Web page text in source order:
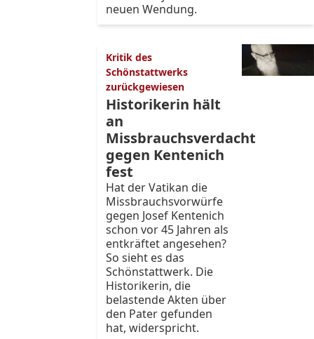
neuen Wendung.
Kritik des
Schönstattwerks
zurückgewiesen
Historikerin hält
an
Missbrauchsverdacht
gegen Kentenich
fest
Hat der Vatikan die
Missbrauchsvorwürfe
gegen Josef Kentenich
schon vor 45 Jahren als
entkräftet angesehen?
So sieht es das
Schönstattwerk. Die
Historikerin, die
belastende Akten über
den Pater gefunden
hat, widerspricht.